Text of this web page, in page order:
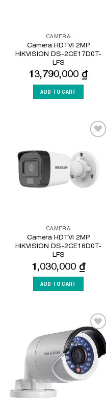
CAMERA
Camera HDTVI 2MP
HIKVISION DS-2CE17D0T-
LFS
13,790,000 ₫
ADD TO CART
Wishlist
CAMERA
Camera HDTVI 2MP
HIKVISION DS-2CE16D0T-
LFS
1,030,000 ₫
ADD TO CART
Add to
Wishlist